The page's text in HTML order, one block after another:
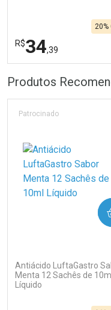
R$34,39
20%
Laboratório
Ativar Desconto
Por Menos
Comprar sem
Produtos
Antiácido LuftaGastro
Menta 12 Sachês de 10ml
Líquido
Patrocinado
COMPRAR